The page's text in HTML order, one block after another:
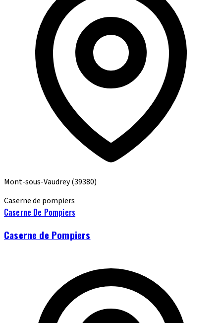
Mont-sous-Vaudrey(39380)
Caserne de pompiers
Caserne De Pompiers
Caserne de Pompiers